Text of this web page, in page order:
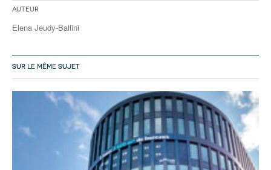
Auteur
Elena Jeudy-Ballini
SUR LE MÊME SUJET